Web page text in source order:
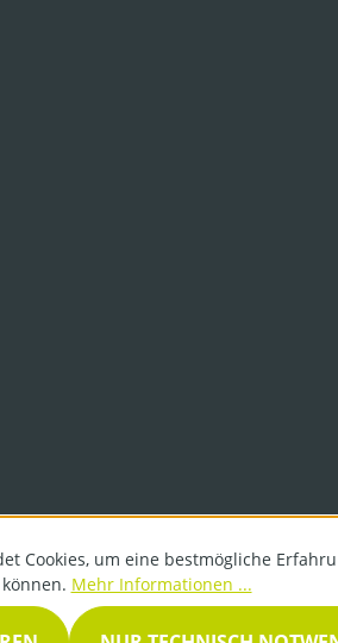
Cookies, um eine bestmögliche
können. Mehr Informationen ...